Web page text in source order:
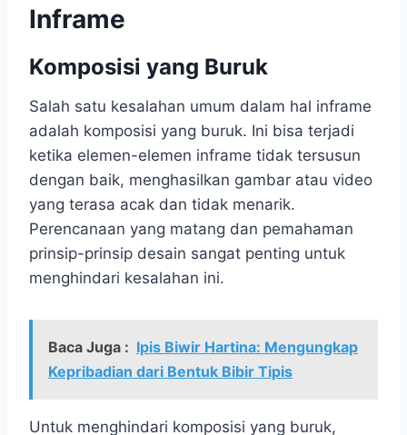
Inframe
Komposisi yang Buruk
Salah satu kesalahan umum dalam hal inframe
adalah komposisi yang buruk. Ini bisa terjadi
ketika elemen-elemen inframe tidak tersusun
dengan baik, menghasilkan gambar atau video
yang terasa acak dan tidak menarik.
Perencanaan yang matang dan pemahaman
prinsip-prinsip desain sangat penting untuk
menghindari kesalahan ini.
Baca Juga : Ipis Biwir Hartina: Mengungkap
Kepribadian dari Bentuk Bibir Tipis
Untuk menghindari komposisi yang buruk,